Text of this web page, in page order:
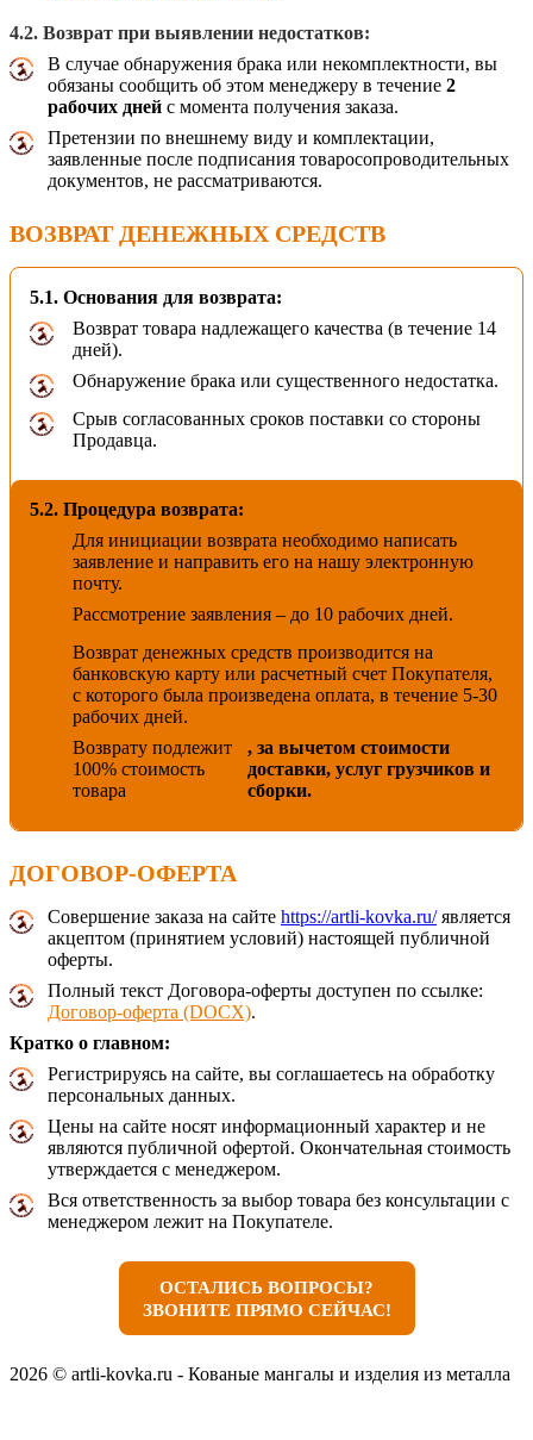
4.2. Возврат при выявлении недостатков:
В случае обнаружения брака или некомплектности, вы
обязаны сообщить об этом менеджеру в течение 2
рабочих дней с момента получения заказа.
Претензии по внешнему виду и комплектации,
заявленные после подписания товаросопроводительных
документов, не рассматриваются.
ВОЗВРАТ ДЕНЕЖНЫХ СРЕДСТВ
5.1. Основания для возврата:
Возврат товара надлежащего качества (в течение 14
дней).
Обнаружение брака или существенного недостатка.
Срыв согласованных сроков поставки со стороны
Продавца.
5.2. Процедура возврата:
Для инициации возврата необходимо написать
заявление и направить его на нашу электронную
почту.
Рассмотрение заявления – до 10 рабочих дней.
Возврат денежных средств производится на
банковскую карту или расчетный счет Покупателя,
с которого была произведена оплата, в течение 5-30
рабочих дней.
Возврату подлежит
100% стоимость
товара
, за вычетом стоимости
доставки, услуг грузчиков и
сборки.
ДОГОВОР-ОФЕРТА
Совершение заказа на сайте https://artli-kovka.ru/является
акцептом (принятием условий) настоящей публичной
оферты.
Полный текст Договора-оферты доступен по ссылке:
Договор-оферта (DOCX).
Кратко о главном:
Регистрируясь на сайте, вы соглашаетесь на обработку
персональных данных.
Цены на сайте носят информационный характер и не
являются публичной офертой. Окончательная стоимость
утверждается с менеджером.
Вся ответственность за выбор товара без консультации с
менеджером лежит на Покупателе.
ОСТАЛИСЬ ВОПРОСЫ?
ЗВОНИТЕ ПРЯМО СЕЙЧАС!
2026 © artli-kovka.ru - Кованые мангалы и изделия из металла